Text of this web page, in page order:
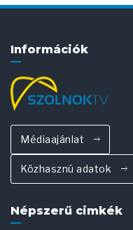
Információk
Médiaajánlat
Közhasznú adatok
Népszerű cimkék